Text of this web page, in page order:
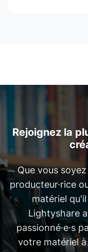
Rejoignez la
Que vous
producteur·rice
matériel
Lightyshare
passionné·e·s
votre matériel